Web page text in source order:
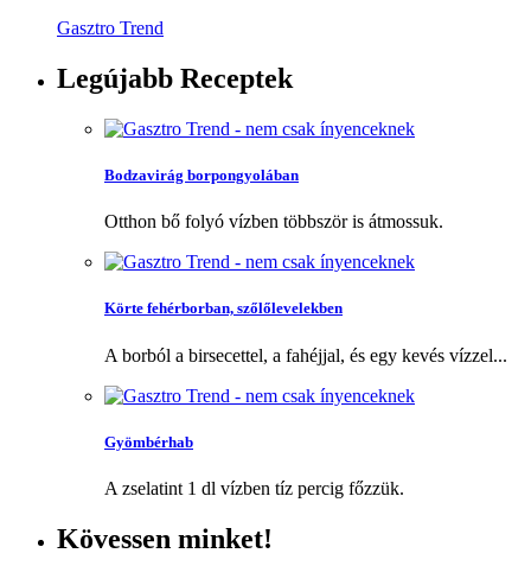
Gasztro Trend
Legújabb Receptek
Bodzavirág borpongyolában
Otthon bő folyó vízben többször is átmossuk.
Körte fehérborban, szőlőlevelekben
A borból a birsecettel, a fahéjjal, és egy kevés vízzel...
Gyömbérhab
A zselatint 1 dl vízben tíz percig főzzük.
Kövessen minket!